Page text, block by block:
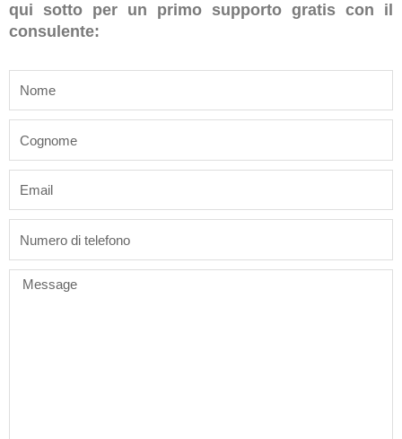
qui sotto per un primo supporto gratis con il
consulente:
Message